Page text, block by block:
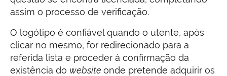
assim o processo de verificação.
O logótipo é confiável quando o utente, após
clicar no mesmo, for redirecionado para a
referida lista e proceder à confirmação da
existência do website onde pretende adquirir os